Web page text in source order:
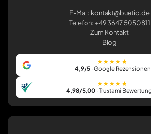
E-Mail: kontakt@buetic.de
Telefon: +49 3647 5050811
Zum Kontakt
Blog
★★★★★
4,9/5· Google Rezensionen
★★★★★
4,98/5,00· Trustami